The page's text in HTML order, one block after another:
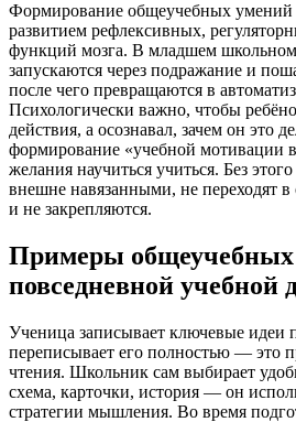
Формирование общеучебных умений
развитием рефлексивных,
функций мозга. В младшем школьном
запускаются через подражание и
после чего превращаются в
Психологически важно, чтобы
действия, а осознавал, зачем он это
формирование «учебной мотивации
желания научиться учиться. Без
внешне навязанными, не переходят в
и не закрепляются.
Примеры
повседневной учебной
Ученица записывает ключевые идеи
переписывает его полностью — это
чтения. Школьник сам выбирает
схема, карточки, история — он
стратегии мышления. Во время